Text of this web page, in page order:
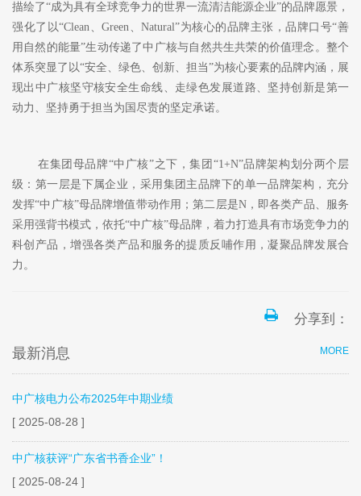
描绘了“成为具有全球竞争力的世界一流清洁能源企业”的品牌愿景，
强化了以“Clean、Green、Natural”为核心的品牌主张，品牌口号“善
用自然的能量”生动传递了中广核与自然共生共荣的价值理念。整个
体系突显了以“安全、绿色、创新、担当”为核心要素的品牌内涵，展
现出中广核坚守核安全生命线、走绿色发展道路、坚持创新是第一
动力、坚持勇于担当为国尽责的坚定承诺。
在集团母品牌“中广核”之下，集团“1+N”品牌架构划分两个层
级：第一层是下属企业，采用集团主品牌下的单一品牌架构，充分
发挥“中广核”母品牌增值带动作用；第二层是N，即各类产品、服务
采用强背书模式，依托“中广核”母品牌，着力打造具有市场竞争力的
科创产品，增强各类产品和服务的提质反哺作用，凝聚品牌发展合
力。
分享到：
MORE
最新消息
中广核电力公布2025年中期业绩
[ 2025-08-28 ]
中广核获评“广东省书香企业”！
[ 2025-08-24 ]